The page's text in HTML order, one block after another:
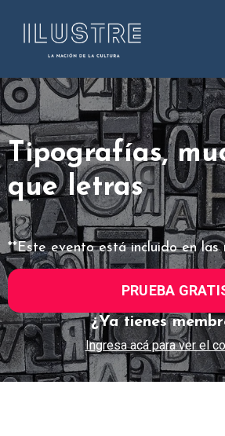
Tipografías,
que letras
**Este evento está incluido en las
PRUEBA
¿Ya tienes
Ingresa acá para ver el